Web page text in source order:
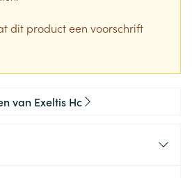
dit product een voorschrift
van Exeltis Hc